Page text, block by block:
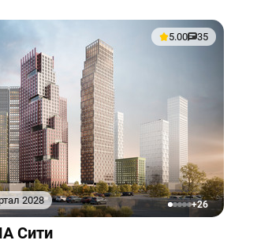
2028
5.00 35
12345+26
Сити